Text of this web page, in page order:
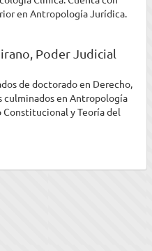
en Antropología Jurídica.
Poder Judicial
de doctorado en Derecho,
culminados en Antropología
Constitucional y Teoría del